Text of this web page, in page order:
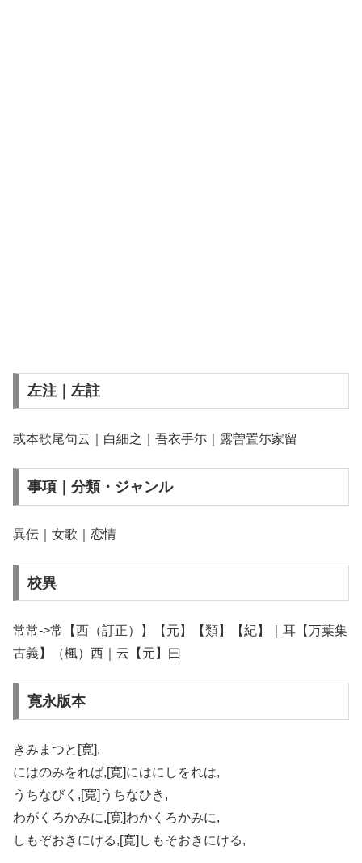
左注｜左註
或本歌尾句云｜白細之｜吾衣手尓｜露曽置尓家留
事項｜分類・ジャンル
異伝｜女歌｜恋情
校異
常常->常【西（訂正）】【元】【類】【紀】｜耳【万葉集
古義】（楓）西｜云【元】曰
寛永版本
きみまつと[寛],
にはのみをれば,[寛]にはにしをれは,
うちなびく,[寛]うちなひき,
わがくろかみに,[寛]わかくろかみに,
しもぞおきにける,[寛]しもそおきにける,